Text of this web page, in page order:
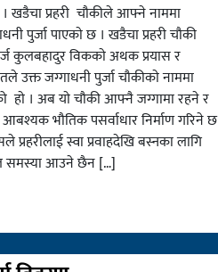
खडैचा प्रहरी चाैकीले आफ्ने नाममा
पुर्जा पाएकाे छ । खडैचा प्रहरी चाैकी
कुलबहादुर विककाे अथक प्रयास र
उक्त जग्गाधनी पुर्जा चाैकीकाे नाममा
हाे । अब याे चाैकी आफ्नै जग्गामा रहने र
भाैतिक पसर्वाधार निर्माण गरिने छ
प्रहरीलाई स्वा प्रवाहदेखि बस्नका लागि
समस्या आउने छैन […]